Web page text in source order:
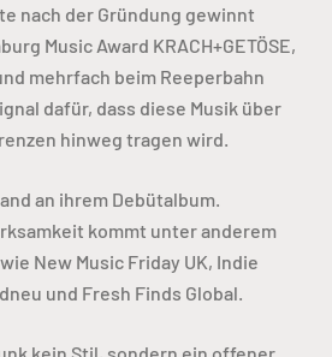
nach der Gründung gewinnt
Music Award KRACH+GETÖSE,
mehrfach beim Reeperbahn
dafür, dass diese Musik über
hinweg tragen wird.
an ihrem Debütalbum.
kommt unter anderem
New Music Friday UK, Indie
und Fresh Finds Global.
kein Stil, sondern ein offener